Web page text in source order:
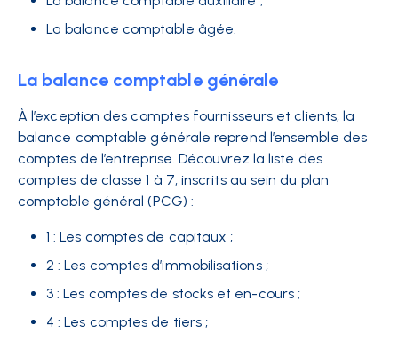
La balance comptable âgée.
La balance comptable générale
À l’exception des comptes fournisseurs et clients, la
balance comptable générale reprend l’ensemble des
comptes de l’entreprise. Découvrez la liste des
comptes de classe 1 à 7, inscrits au sein du plan
comptable général (PCG) :
1 : Les comptes de capitaux ;
2 : Les comptes d’immobilisations ;
3 : Les comptes de stocks et en-cours ;
4 : Les comptes de tiers ;